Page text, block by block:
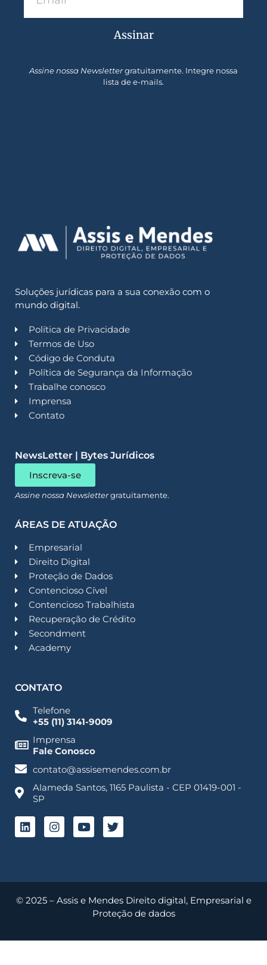
Assinar
Assine nossa Newslettergratuitamente. Integre nossa
lista de e-mails.
Soluções jurídicas para a sua conexão com o
mundo digital.
Política de Privacidade
Termos de Uso
Código de Conduta
Política de Segurança da Informação
Trabalhe conosco
Imprensa
Contato
NewsLetter | Bytes Jurídicos
Inscreva-se
Assine nossa Newslettergratuitamente.
ÁREAS DE ATUAÇÃO
Empresarial
Direito Digital
Proteção de Dados
Contencioso Cível
Contencioso Trabalhista
Recuperação de Crédito
Secondment
Academy
CONTATO
Telefone
+55 (11) 3141-9009
Imprensa
Fale Conosco
contato@assisemendes.com.br
Alameda Santos, 1165 Paulista - CEP 01419-001 -
SP
© 2025 – Assis e Mendes Direito digital, Empresarial e
Proteção de dados